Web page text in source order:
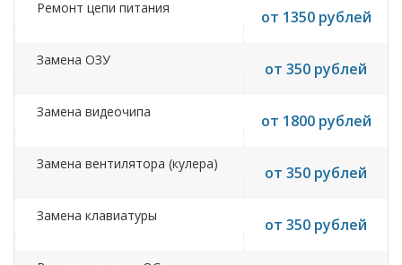
Ремонт цепи питания от 1350 рублей
Замена ОЗУ от 350 рублей
Замена видеочипа от 1800 рублей
Замена вентилятора (кулера) от 350 рублей
Замена клавиатуры от 350 рублей